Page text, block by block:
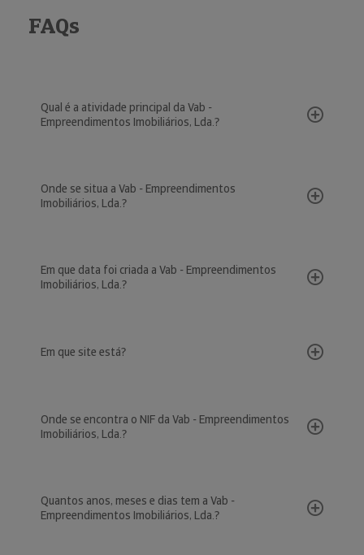
FAQs
Qual é a atividade principal da Vab -
Empreendimentos Imobiliários, Lda.?
Onde se situa a Vab - Empreendimentos
Imobiliários, Lda.?
Em que data foi criada a Vab - Empreendimentos
Imobiliários, Lda.?
Em que site está?
Onde se encontra o NIF da Vab - Empreendimentos
Imobiliários, Lda.?
Quantos anos, meses e dias tem a Vab -
Empreendimentos Imobiliários, Lda.?